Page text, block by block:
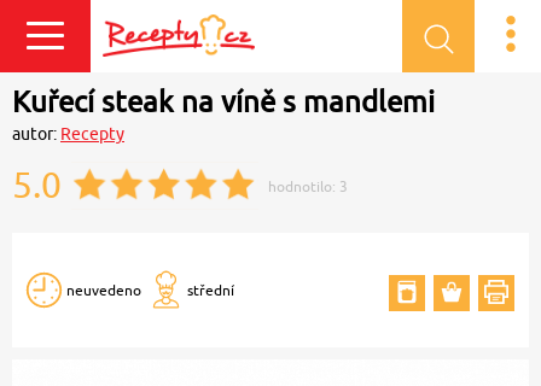
Přihlásit se
Kuřecí steak na víně s mandlemi
autor: Recepty
5.0 hodnotilo: 3
neuvedeno střední